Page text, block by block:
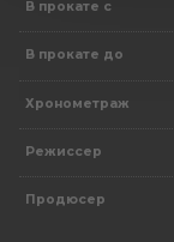
В прокате с
В прокате до
Хронометраж
Режиссер
Продюсер